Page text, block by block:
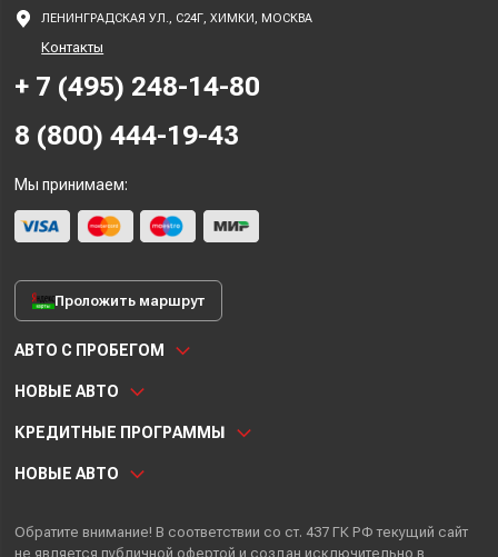
ЛЕНИНГРАДСКАЯ УЛ., С24Г, ХИМКИ, МОСКВА
Контакты
+ 7 (495) 248-14-80
8 (800) 444-19-43
Мы принимаем:
Проложить маршрут
АВТО С ПРОБЕГОМ
НОВЫЕ АВТО
КРЕДИТНЫЕ ПРОГРАММЫ
НОВЫЕ АВТО
Обратите внимание! В соответствии со ст. 437 ГК РФ текущий сайт
не является публичной офертой и создан исключительно в